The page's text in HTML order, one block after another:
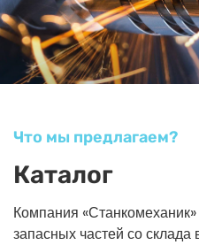
Что мы предлагаем?
Каталог
Компания
запасных частей со склада